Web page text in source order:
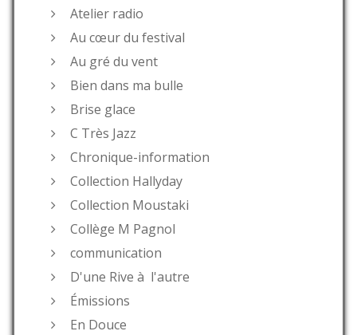
Atelier radio
Au cœur du festival
Au gré du vent
Bien dans ma bulle
Brise glace
C Très Jazz
Chronique-information
Collection Hallyday
Collection Moustaki
Collège M Pagnol
communication
D'une Rive à l'autre
Émissions
En Douce